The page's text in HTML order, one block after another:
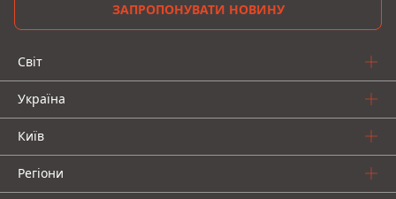
ЗАПРОПОНУВАТИ НОВИНУ
Світ
Україна
Київ
Регіони